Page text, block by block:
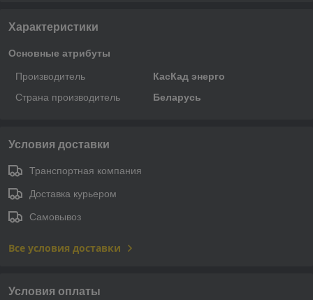
Характеристики
Основные атрибуты
Производитель
КасКад энерго
Страна производитель
Беларусь
Условия доставки
Транспортная компания
Доставка курьером
Самовывоз
Все условия доставки
Условия оплаты